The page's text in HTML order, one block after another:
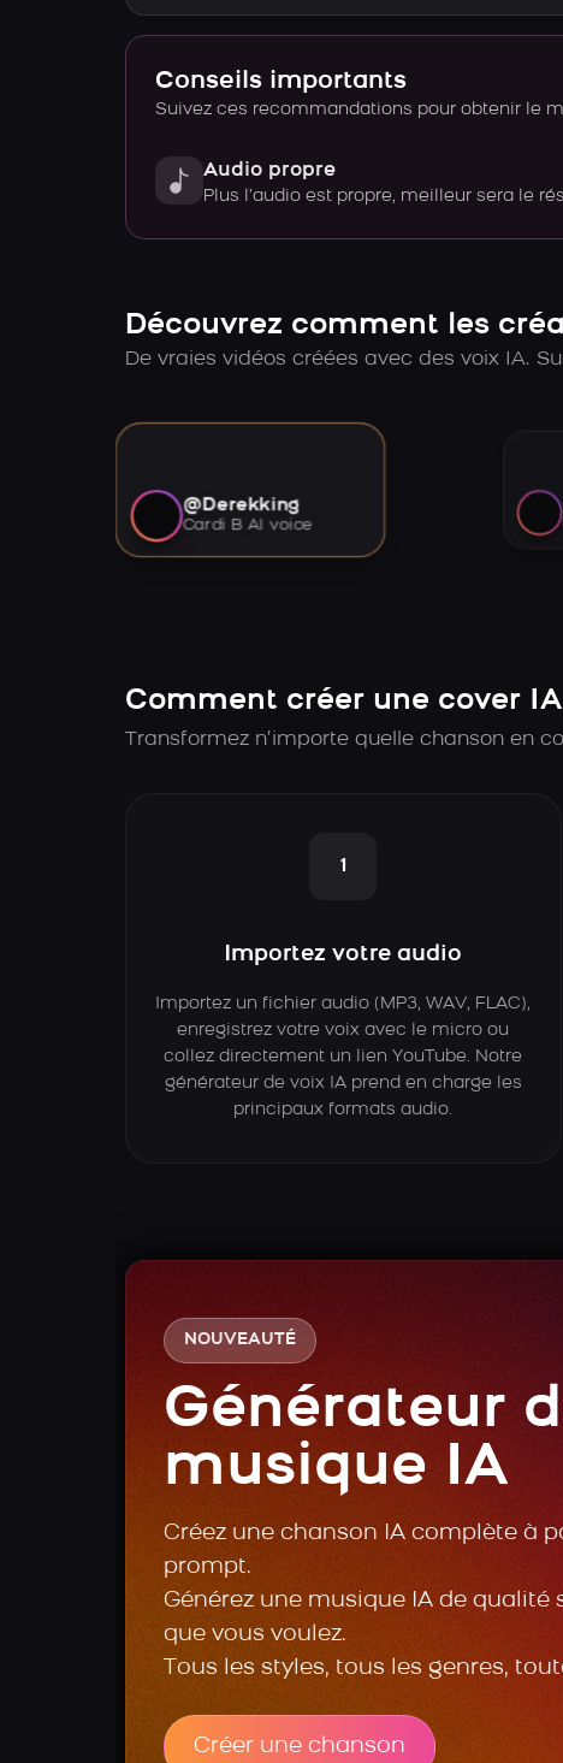
Conseils importants
Suivez ces recommandations pour obtenir le
Audio propre
Plus l’audio est propre, meilleur sera le
Découvrez comment les
De vraies vidéos créées avec des voix IA.
@Derekking
Cardi B AI voice
Comment créer une cover
Transformez n’importe quelle chanson en
1
Importez votre audio
Importez un fichier audio (MP3, WAV, FLAC),
enregistrez votre voix avec le micro ou
collez directement un lien YouTube. Notre
générateur de voix IA prend en charge les
principaux formats audio.
NOUVEAUTÉ
Générateur
musique IA
Créez une chanson IA complète à
prompt.
Générez une musique IA de qualité
que vous voulez.
Tous les styles, tous les genres,
Créer une chanson